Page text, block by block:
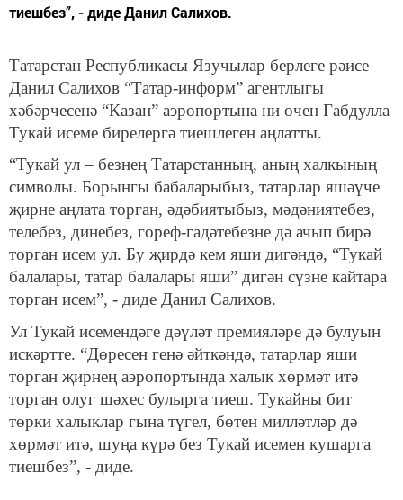
тиешбез”, - диде Данил Салихов.
Татарстан Республикасы Язучылар берлеге рәисе
Данил Салихов “Татар-информ” агентлыгы
хәбәрчесенә “Казан” аэропортына ни өчен Габдулла
Тукай исеме бирелергә тиешлеген аңлатты.
“Тукай ул – безнең Татарстанның, аның халкының
символы. Борынгы бабаларыбыз, татарлар яшәүче
җирне аңлата торган, әдәбиятыбыз, мәдәниятебез,
телебез, динебез, гореф-гадәтебезне дә ачып бирә
торган исем ул. Бу җирдә кем яши дигәндә, “Тукай
балалары, татар балалары яши” дигән сүзне кайтара
торган исем”, - диде Данил Салихов.
Ул Тукай исемендәге дәүләт премияләре дә булуын
искәртте. “Дөресен генә әйткәндә, татарлар яши
торган җирнең аэропортында халык хөрмәт итә
торган олуг шәхес булырга тиеш. Тукайны бит
төрки халыклар гына түгел, бөтен милләтләр дә
хөрмәт итә, шуңа күрә без Тукай исемен кушарга
тиешбез”, - диде.